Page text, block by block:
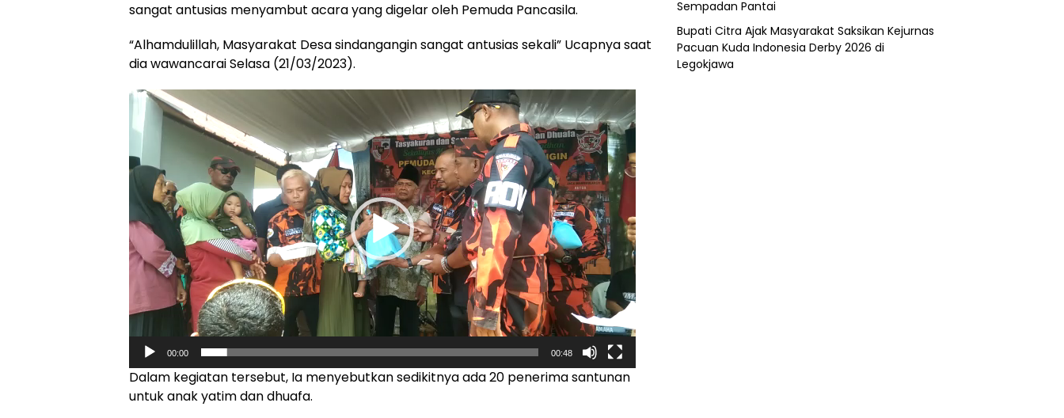
sangat antusias menyambut acara yang digelar oleh Pemuda Pancasila.
“Alhamdulillah, Masyarakat Desa sindangangin sangat antusias sekali” Ucapnya saat
dia wawancarai Selasa (21/03/2023).
Pemutar
Video
00:00 00:48
Dalam kegiatan tersebut, Ia menyebutkan sedikitnya ada 20 penerima santunan
untuk anak yatim dan dhuafa.
Sempadan Pantai
Bupati Citra Ajak Masyarakat Saksikan Kejurnas
Pacuan Kuda Indonesia Derby 2026 di
Legokjawa